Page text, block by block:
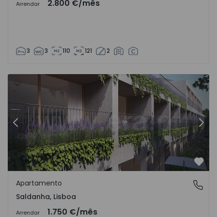
Arrendar 2.800 €/mês
3 3 110 121 2
Apartamento T1 Lisboa, Saldanha - 1568382 - 1
Anterior
Saldanha, Lisboa
Apartamento
Saldanha, Lisboa
Arrendar 1.750 €/mês